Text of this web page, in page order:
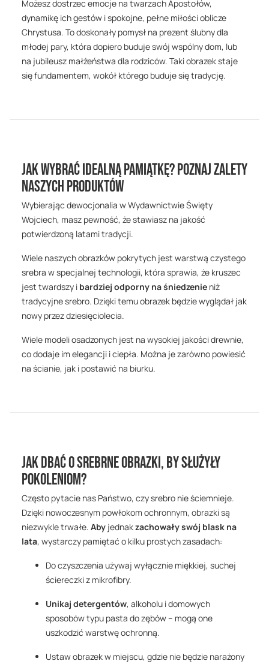
Możesz dostrzec emocje na twarzach Apostołów,
dynamikę ich gestów i spokojne, pełne miłości oblicze
Chrystusa. To doskonały pomysł na prezent ślubny dla
młodej pary, która dopiero buduje swój wspólny dom, lub
na jubileusz małżeństwa dla rodziców. Taki obrazek staje
się fundamentem, wokół którego buduje się tradycję.
Jak wybrać idealną pamiątkę? Poznaj zalety
naszych produktów
Wybierając dewocjonalia w Wydawnictwie Święty
Wojciech, masz pewność, że stawiasz na jakość
potwierdzoną latami tradycji.
Wiele naszych obrazków pokrytych jest warstwą czystego
srebra w specjalnej technologii, która sprawia, że kruszec
jest twardszy i bardziej odporny na śniedzenie niż
tradycyjne srebro. Dzięki temu obrazek będzie wyglądał jak
nowy przez dziesięciolecia.
Wiele modeli osadzonych jest na wysokiej jakości drewnie,
co dodaje im elegancji i ciepła. Można je zarówno powiesić
na ścianie, jak i postawić na biurku.
Jak dbać o srebrne obrazki, by służyły
pokoleniom?
Często pytacie nas Państwo, czy srebro nie ściemnieje.
Dzięki nowoczesnym powłokom ochronnym, obrazki są
niezwykle trwałe. Aby jednakzachowały swój blask na
lata, wystarczy pamiętać o kilku prostych zasadach:
Do czyszczenia używaj wyłącznie miękkiej, suchej
ściereczki z mikrofibry.
Unikaj detergentów, alkoholu i domowych
sposobów typu pasta do zębów – mogą one
uszkodzić warstwę ochronną.
Ustaw obrazek w miejscu, gdzie nie będzie narażony